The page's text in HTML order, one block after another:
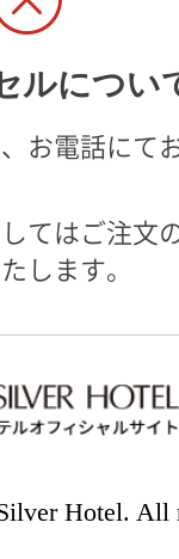
ルについ
お電話にて
てはご注文
します。
Hotel. All